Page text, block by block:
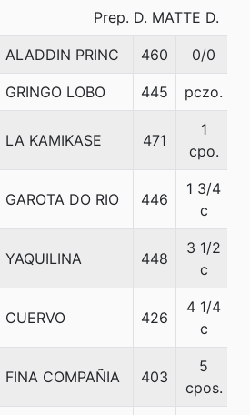
Prep. D. MATTE D.
ALADDIN PRINC 460 0/0
GRINGO LOBO 445 pczo.
LA KAMIKASE 471
1
cpo.
GAROTA DO RIO 446
1 3/4
c
YAQUILINA 448
3 1/2
c
CUERVO 426
4 1/4
c
FINA COMPAÑIA 403
5
cpos.